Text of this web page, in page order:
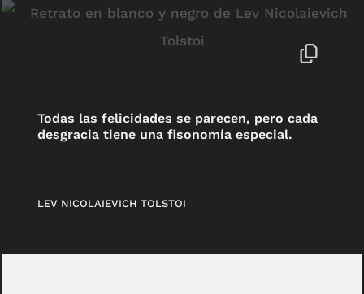
Todas las felicidades se parecen, pero cada
desgracia tiene una fisonomía especial.
LEV NICOLAIEVICH TOLSTOI